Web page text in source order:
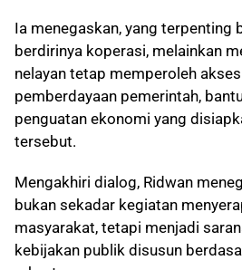
Ia menegaskan, yang terpenting
berdirinya koperasi, melainkan
nelayan tetap memperoleh
pemberdayaan pemerintah,
penguatan ekonomi yang
tersebut.
Mengakhiri dialog, Ridwan
bukan sekadar kegiatan
masyarakat, tetapi menjadi
kebijakan publik disusun